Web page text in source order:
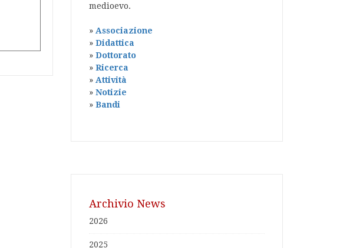
medioevo.
» Associazione
» Didattica
» Dottorato
» Ricerca
» Attività
» Notizie
» Bandi
Archivio News
2026
2025